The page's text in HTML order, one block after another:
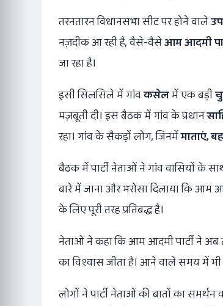
तरनतारन विधानसभा सीट पर होने वाले
नज़दीक आ रही है, वैसे-वैसेआम आदमी
जा रहा है।
इसी सिलसिले में गांवकसेलमें एक बड़ी
मज़बूती दी। इस बैठक में गांव के प्रधान
रहा। गांव के सैकड़ों लोग, जिनमेंमाताएं,
बैठक में पार्टी नेताओं ने गांव वासियों के
बारे में जाना और भरोसा दिलाया कि आम
के लिए पूरी तरह प्रतिबद्ध है।
नेताओं ने कहा कि आम आदमी पार्टी ने अब
का विश्वास जीता है। आने वाले समय में भी
लोगों ने पार्टी नेताओं की बातों का